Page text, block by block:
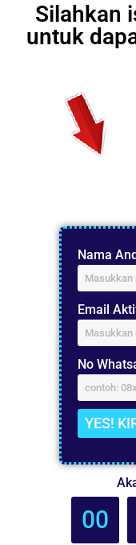
Silahkan
untuk
Nama
Email
No
YES!
00